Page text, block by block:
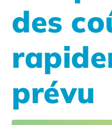
des
prévu